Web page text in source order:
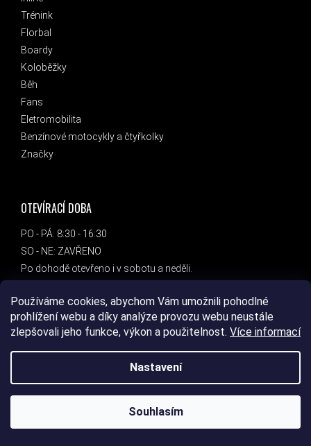
Používáme cookies, abychom Vám umožnili pohodlné
prohlížení webu a díky analýze provozu webu neustále
zlepšovali jeho funkce, výkon a použitelnost. Více informací
Nastavení
Souhlasím
Trénink
Florbal
Boardy
Koloběžky
Běh
Fans
Eletromobilita
Benzínové motocykly a čtyřkolky
Značky
OTEVÍRACÍ DOBA
PO - PÁ: 8:30 - 16:30
SO - NE: ZAVŘENO
Po dohodě otevřeno i v sobotu a neděli.
ADRESA
DEVIL SPORT